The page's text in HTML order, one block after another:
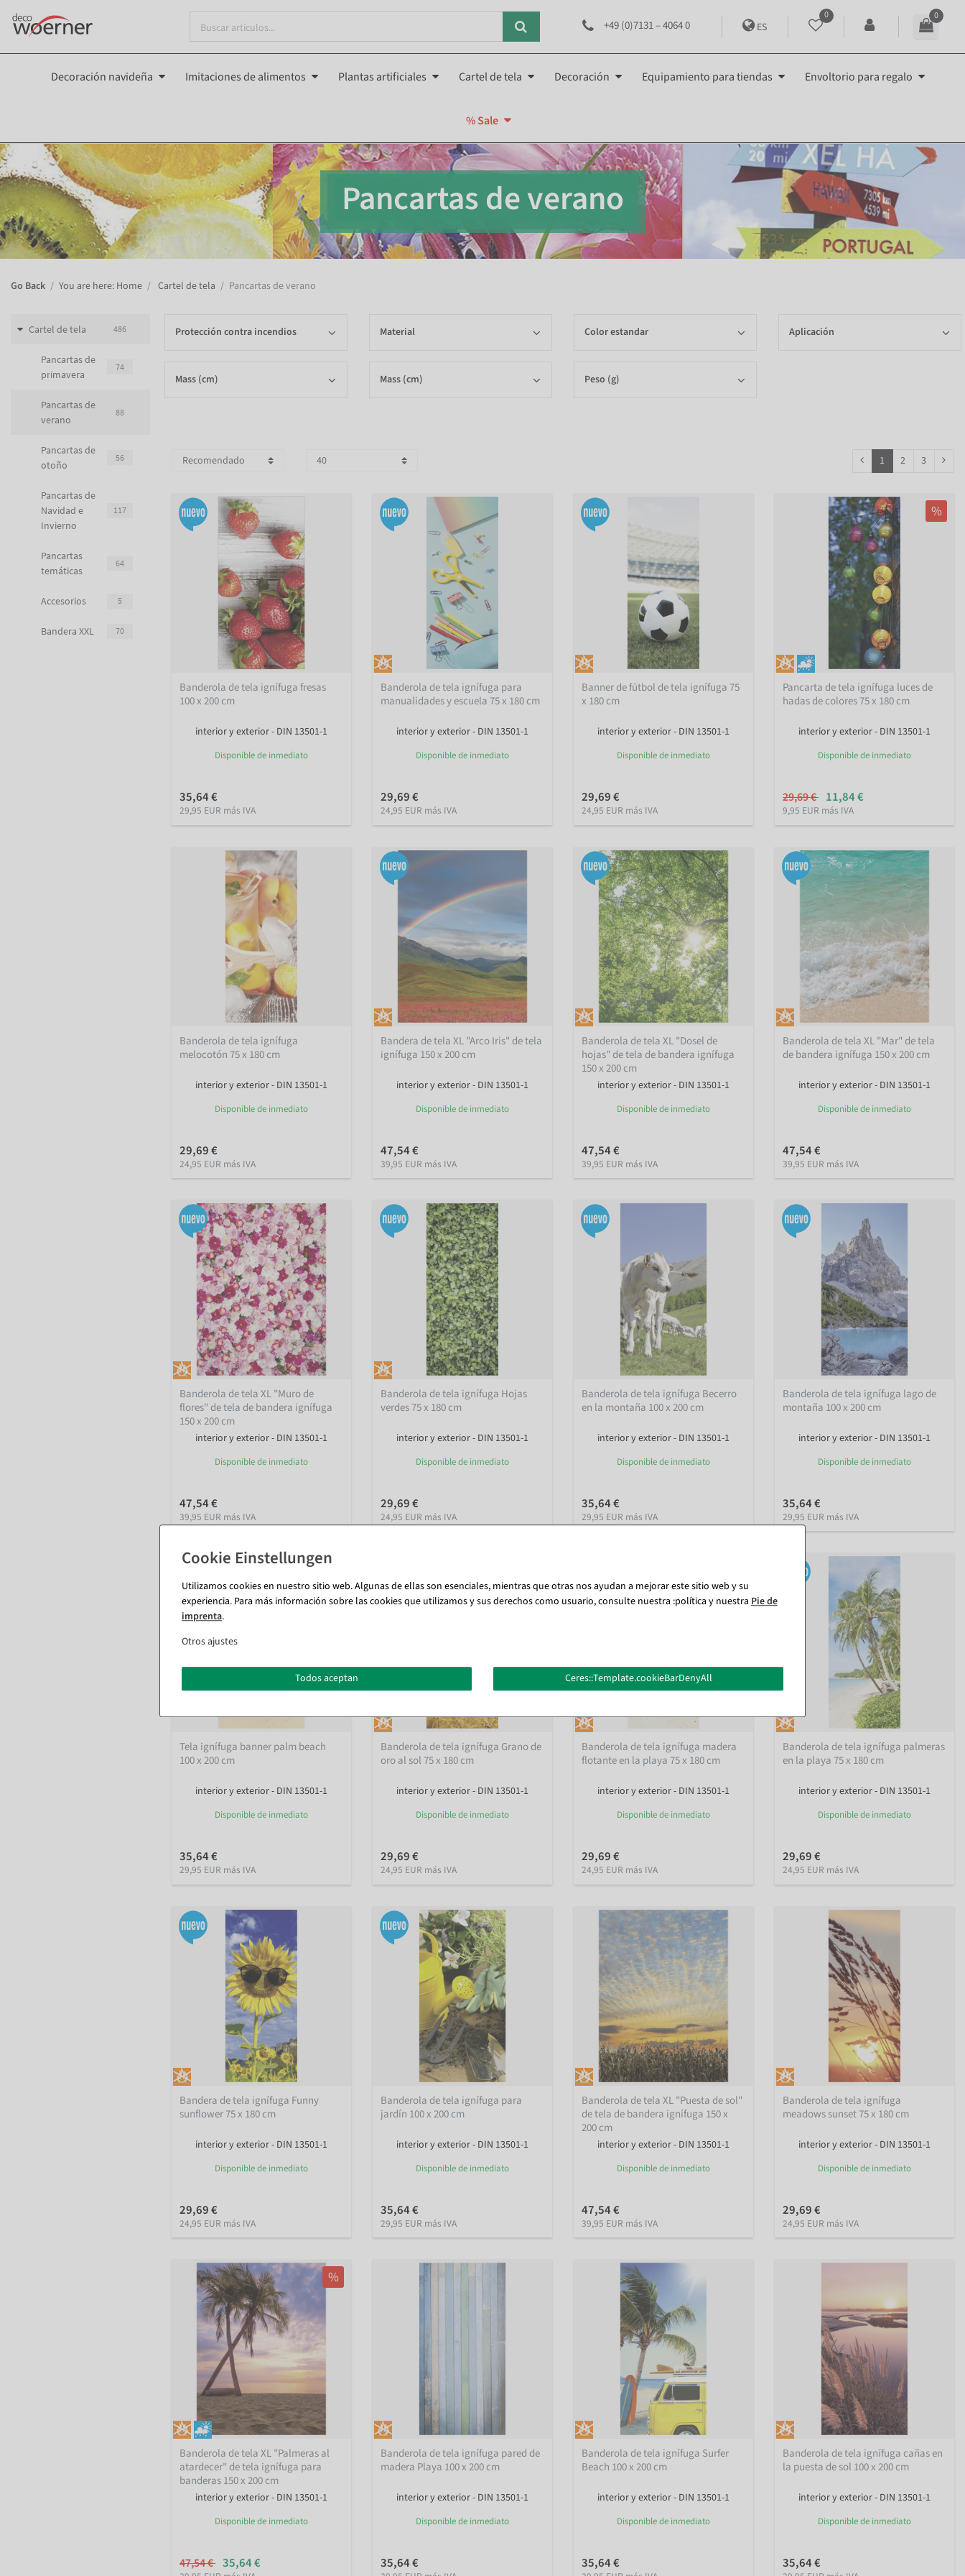
+49 (0)7131 – 4064 0 ES
0 0
Decoración navideña Imitaciones de alimentos Plantas artificiales Cartel de tela Decoración Equipamiento para tiendas Envoltorio para regalo
% Sale
Pancartas de verano
Go Back You are here: Home Cartel de tela Pancartas de verano
Cartel de tela 486
Pancartas de
primavera
74
Pancartas de
verano
88
Pancartas de
otoño
56
Pancartas de
Navidad e
Invierno
117
Pancartas
temáticas
64
Accesorios 5
Bandera XXL 70
Protección contra incendios Material Color estandar Aplicación
Mass (cm) Mass (cm) Peso (g)
1 2 3
Banderola de tela ignífuga fresas
100 x 200 cm
interior y exterior - DIN 13501-1
Disponible de inmediato
35,64 €
29,95 EUR más IVA
Banderola de tela ignífuga para
manualidades y escuela 75 x 180 cm
interior y exterior - DIN 13501-1
Disponible de inmediato
29,69 €
24,95 EUR más IVA
Banner de fútbol de tela ignífuga 75
x 180 cm
interior y exterior - DIN 13501-1
Disponible de inmediato
29,69 €
24,95 EUR más IVA
%
Pancarta de tela ignífuga luces de
hadas de colores 75 x 180 cm
interior y exterior - DIN 13501-1
Disponible de inmediato
29,69 € 11,84 €
9,95 EUR más IVA
Banderola de tela ignífuga
melocotón 75 x 180 cm
interior y exterior - DIN 13501-1
Disponible de inmediato
29,69 €
24,95 EUR más IVA
Bandera de tela XL "Arco Iris" de tela
ignífuga 150 x 200 cm
interior y exterior - DIN 13501-1
Disponible de inmediato
47,54 €
39,95 EUR más IVA
Banderola de tela XL "Dosel de
hojas" de tela de bandera ignífuga
150 x 200 cm
interior y exterior - DIN 13501-1
Disponible de inmediato
47,54 €
39,95 EUR más IVA
Banderola de tela XL "Mar" de tela
de bandera ignífuga 150 x 200 cm
interior y exterior - DIN 13501-1
Disponible de inmediato
47,54 €
39,95 EUR más IVA
Banderola de tela XL "Muro de
flores" de tela de bandera ignífuga
150 x 200 cm
interior y exterior - DIN 13501-1
Disponible de inmediato
47,54 €
39,95 EUR más IVA
Banderola de tela ignífuga Hojas
verdes 75 x 180 cm
interior y exterior - DIN 13501-1
Disponible de inmediato
29,69 €
24,95 EUR más IVA
Banderola de tela ignífuga Becerro
en la montaña 100 x 200 cm
interior y exterior - DIN 13501-1
Disponible de inmediato
35,64 €
29,95 EUR más IVA
Banderola de tela ignífuga lago de
montaña 100 x 200 cm
interior y exterior - DIN 13501-1
Disponible de inmediato
35,64 €
29,95 EUR más IVA
Tela ignífuga banner palm beach
100 x 200 cm
interior y exterior - DIN 13501-1
Disponible de inmediato
35,64 €
29,95 EUR más IVA
Banderola de tela ignífuga Grano de
oro al sol 75 x 180 cm
interior y exterior - DIN 13501-1
Disponible de inmediato
29,69 €
24,95 EUR más IVA
Banderola de tela ignífuga madera
flotante en la playa 75 x 180 cm
interior y exterior - DIN 13501-1
Disponible de inmediato
29,69 €
24,95 EUR más IVA
Banderola de tela ignífuga palmeras
en la playa 75 x 180 cm
interior y exterior - DIN 13501-1
Disponible de inmediato
29,69 €
24,95 EUR más IVA
Bandera de tela ignífuga Funny
sunflower 75 x 180 cm
interior y exterior - DIN 13501-1
Disponible de inmediato
29,69 €
24,95 EUR más IVA
Banderola de tela ignífuga para
jardín 100 x 200 cm
interior y exterior - DIN 13501-1
Disponible de inmediato
35,64 €
29,95 EUR más IVA
Banderola de tela XL "Puesta de sol"
de tela de bandera ignífuga 150 x
200 cm
interior y exterior - DIN 13501-1
Disponible de inmediato
47,54 €
39,95 EUR más IVA
Banderola de tela ignífuga
meadows sunset 75 x 180 cm
interior y exterior - DIN 13501-1
Disponible de inmediato
29,69 €
24,95 EUR más IVA
%
Banderola de tela XL "Palmeras al
atardecer" de tela ignífuga para
banderas 150 x 200 cm
interior y exterior - DIN 13501-1
Disponible de inmediato
47,54 € 35,64 €
Banderola de tela ignífuga pared de
madera Playa 100 x 200 cm
interior y exterior - DIN 13501-1
Disponible de inmediato
35,64 €
Banderola de tela ignífuga Surfer
Beach 100 x 200 cm
interior y exterior - DIN 13501-1
Disponible de inmediato
35,64 €
Banderola de tela ignífuga cañas en
la puesta de sol 100 x 200 cm
interior y exterior - DIN 13501-1
Disponible de inmediato
35,64 €
Utilizamos cookies en nuestro sitio web. Algunas de ellas son esenciales, mientras que otras nos ayudan a mejorar este sitio web y su
experiencia. Para más información sobre las cookies que utilizamos y sus derechos como usuario, consulte nuestra :política y nuestra Pie de
imprenta.
Otros ajustes
Todos aceptan Ceres::Template.cookieBarDenyAll